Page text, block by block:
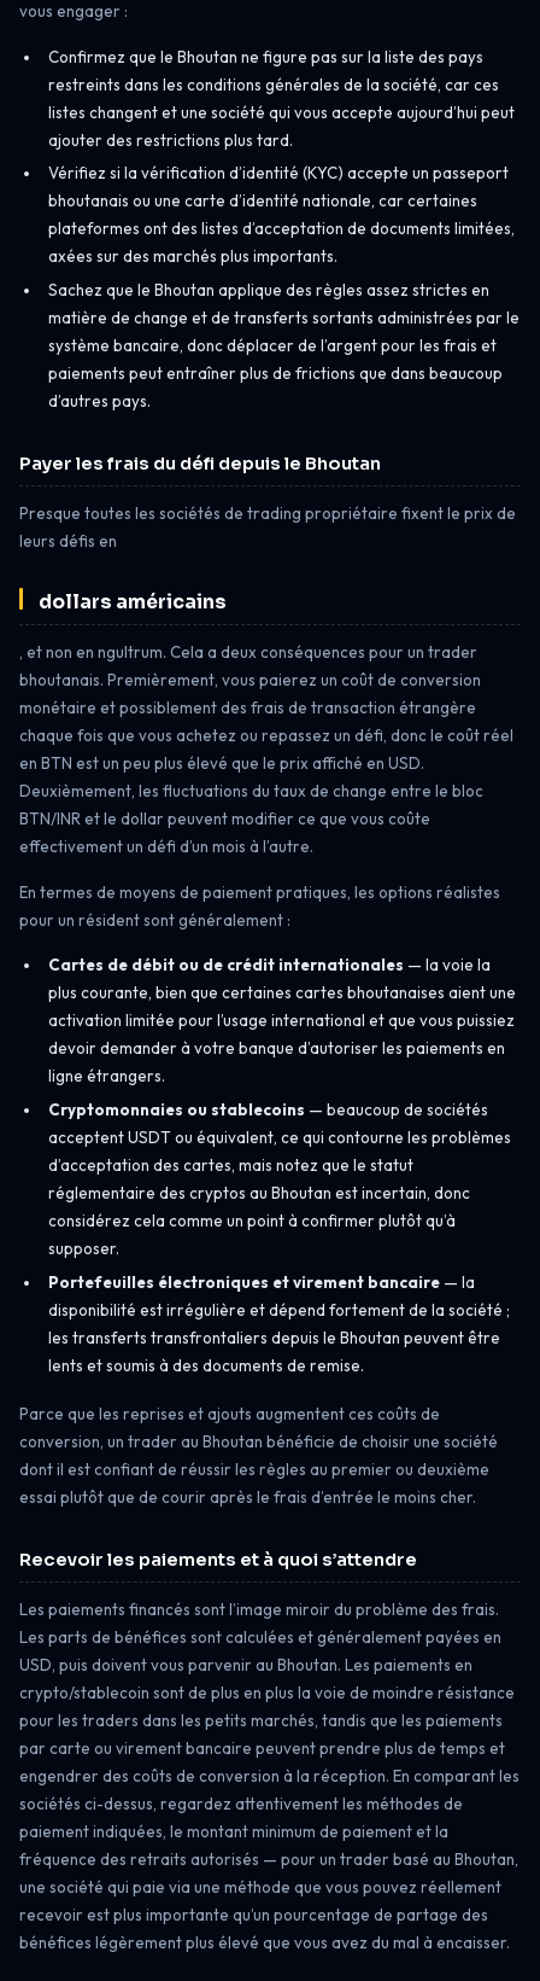
vous engager :
Confirmez que le Bhoutan ne figure pas sur la liste des pays
restreints dans les conditions générales de la société, car ces
listes changent et une société qui vous accepte aujourd’hui peut
ajouter des restrictions plus tard.
Vérifiez si la vérification d’identité (KYC) accepte un passeport
bhoutanais ou une carte d’identité nationale, car certaines
plateformes ont des listes d’acceptation de documents limitées,
axées sur des marchés plus importants.
Sachez que le Bhoutan applique des règles assez strictes en
matière de change et de transferts sortants administrées par le
système bancaire, donc déplacer de l’argent pour les frais et
paiements peut entraîner plus de frictions que dans beaucoup
d’autres pays.
Payer les frais du défi depuis le Bhoutan
Presque toutes les sociétés de trading propriétaire fixent le prix de
leurs défis en
dollars américains
, et non en ngultrum. Cela a deux conséquences pour un trader
bhoutanais. Premièrement, vous paierez un coût de conversion
monétaire et possiblement des frais de transaction étrangère
chaque fois que vous achetez ou repassez un défi, donc le coût réel
en BTN est un peu plus élevé que le prix affiché en USD.
Deuxièmement, les fluctuations du taux de change entre le bloc
BTN/INR et le dollar peuvent modifier ce que vous coûte
effectivement un défi d’un mois à l’autre.
En termes de moyens de paiement pratiques, les options réalistes
pour un résident sont généralement :
Cartes de débit ou de crédit internationales — la voie la
plus courante, bien que certaines cartes bhoutanaises aient une
activation limitée pour l’usage international et que vous puissiez
devoir demander à votre banque d’autoriser les paiements en
ligne étrangers.
Cryptomonnaies ou stablecoins — beaucoup de sociétés
acceptent USDT ou équivalent, ce qui contourne les problèmes
d’acceptation des cartes, mais notez que le statut
réglementaire des cryptos au Bhoutan est incertain, donc
considérez cela comme un point à confirmer plutôt qu’à
supposer.
Portefeuilles électroniques et virement bancaire— la
disponibilité est irrégulière et dépend fortement de la société ;
les transferts transfrontaliers depuis le Bhoutan peuvent être
lents et soumis à des documents de remise.
Parce que les reprises et ajouts augmentent ces coûts de
conversion, un trader au Bhoutan bénéficie de choisir une société
dont il est confiant de réussir les règles au premier ou deuxième
essai plutôt que de courir après le frais d’entrée le moins cher.
Recevoir les paiements et à quoi s’attendre
Les paiements financés sont l’image miroir du problème des frais.
Les parts de bénéfices sont calculées et généralement payées en
USD, puis doivent vous parvenir au Bhoutan. Les paiements en
crypto/stablecoin sont de plus en plus la voie de moindre résistance
pour les traders dans les petits marchés, tandis que les paiements
par carte ou virement bancaire peuvent prendre plus de temps et
engendrer des coûts de conversion à la réception. En comparant les
sociétés ci-dessus, regardez attentivement les méthodes de
paiement indiquées, le montant minimum de paiement et la
fréquence des retraits autorisés — pour un trader basé au Bhoutan,
une société qui paie via une méthode que vous pouvez réellement
recevoir est plus importante qu’un pourcentage de partage des
bénéfices légèrement plus élevé que vous avez du mal à encaisser.